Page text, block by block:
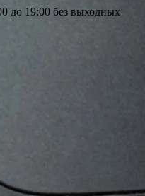
до 19:00 без выходных